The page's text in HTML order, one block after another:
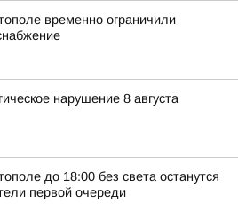
временно ограничили
нарушение 8 августа
до 18:00 без света останутся
первой очереди